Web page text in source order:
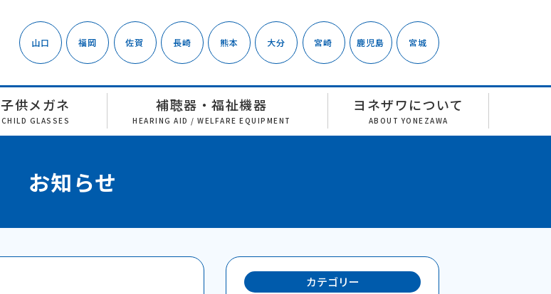
山口 福岡 佐賀 長崎 熊本 大分 宮崎 鹿児島 宮城
子供メガネ
CHILD GLASSES
補聴器・福祉機器
HEARING AID / WELFARE EQUIPMENT
ヨネザワについて
ABOUT YONEZAWA
お知らせ
カテゴリー